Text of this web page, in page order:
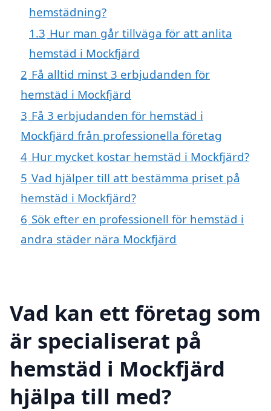
hemstädning?
1.3 Hur man går tillväga för att anlita
hemstäd i Mockfjärd
2 Få alltid minst 3 erbjudanden för
hemstäd i Mockfjärd
3 Få 3 erbjudanden för hemstäd i
Mockfjärd från professionella företag
4 Hur mycket kostar hemstäd i Mockfjärd?
5 Vad hjälper till att bestämma priset på
hemstäd i Mockfjärd?
6 Sök efter en professionell för hemstäd i
andra städer nära Mockfjärd
Vad kan ett företag som
är specialiserat på
hemstäd i Mockfjärd
hjälpa till med?